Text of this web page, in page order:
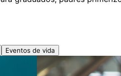
Eventos de vida